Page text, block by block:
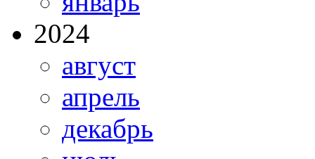
2024
август
апрель
декабрь